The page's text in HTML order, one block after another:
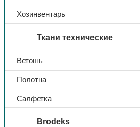
Хозинвентарь
Ткани технические
Ветошь
Полотна
Салфетка
Brodeks